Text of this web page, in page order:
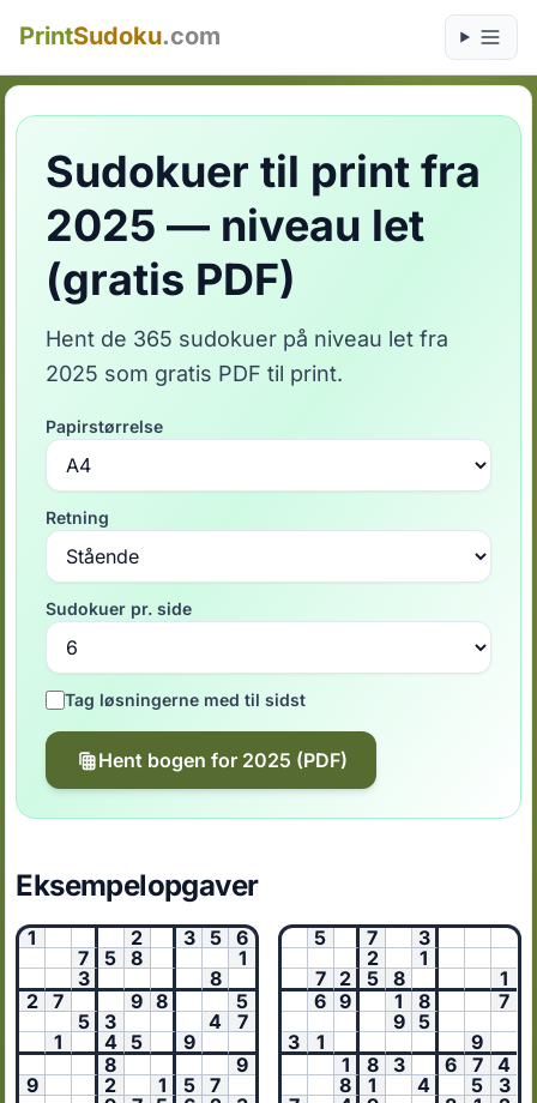
PrintSudoku.com
Sudokuer til print fra
2025 — niveau let
(gratis PDF)
Hent de 365 sudokuer på niveau let fra
2025 som gratis PDF til print.
Papirstørrelse
Retning
Sudokuer pr. side
Tag løsningerne med til sidst
Hent bogen for 2025 (PDF)
Eksempelopgaver
1 2 3 5
6
7
5 8
1
3
8
2
7 9 8
5
5
3 4
7
1
4 5
9
8
9
9
2 1 5
7
5 7
3
2
1
7
2 5 8
1
6 9 1 8
7
9 5
3
1
9
1
8 3 6 7
4
8
1 4 5
3